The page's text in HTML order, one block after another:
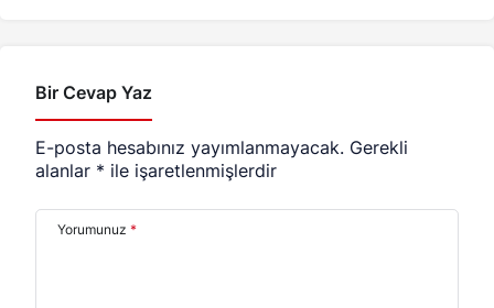
Bir Cevap Yaz
E-posta hesabınız yayımlanmayacak. Gerekli
alanlar * ile işaretlenmişlerdir
Yorumunuz *